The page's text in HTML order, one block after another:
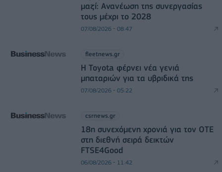
μαζί: Ανανέωση της συνεργασίας
τους μέχρι το 2028
07/08/2026 - 08:47
fleetnews.gr
Η Toyota φέρνει νέα γενιά
μπαταριών για τα υβριδικά της
07/08/2026 - 05:22
csrnews.gr
18η συνεχόμενη χρονιά για τον ΟΤΕ
στη διεθνή σειρά δεικτών
FTSE4Good
06/08/2026 - 11:42